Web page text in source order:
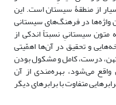
از منطقۀ سیستان است. این
واژه‌ها در فرهنگ‌های سیستانی
متون سیستانیِ نسبتاً اندکی از
و تحقیق در آن‌ها اهمّیتی
درست، کامل و مشکول بودن
می‌شود، بهره‌مندی از آن
متفاوت با برابرهای دیگر